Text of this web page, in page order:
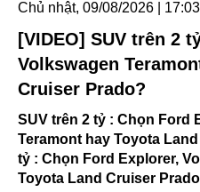
Chủ nhật, 09/08/2026 | 17:03
[VIDEO] SUV trên 2
Volkswagen
Cruiser Prado?
SUV trên 2 tỷ : Chọn Ford
Teramont hay Toyota
tỷ : Chọn Ford Explorer,
Toyota Land Cruiser